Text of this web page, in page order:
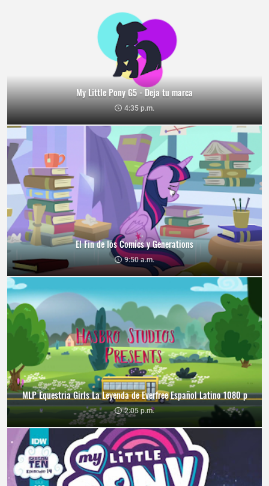
My Little Pony G5 - Deja tu marca
4:35 p.m.
El Fin de los Comics y Generations
9:50 a.m.
MLP Equestria Girls La Leyenda de Everfree Español Latino 1080 p
2:05 p.m.